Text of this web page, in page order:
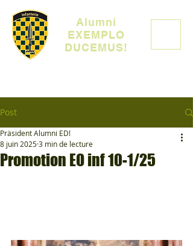
Alumni
EXEMPLO
DUCEMUS!
Post
Promotion EO inf 10-1/25
Präsident Alumni ED!
8 juin 20253 min de lecture